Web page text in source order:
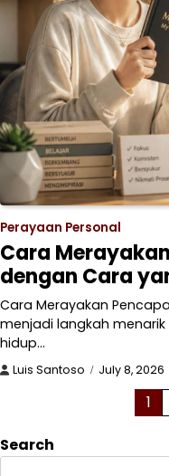
Perayaan Personal
Cara
dengan Cara
Cara Merayakan
menjadi langkah
hidup…
Luis Santoso July 8, 2026
pagination
1
Search